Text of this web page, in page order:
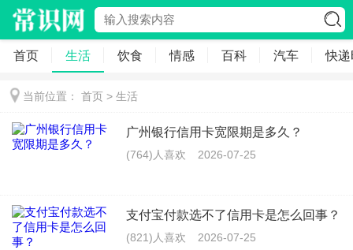
首页 生活 饮食 情感 百科 汽车 快
当前位置： 首页 > 生活
广州银行信用卡宽限期是多久？
(764)人喜欢 2026-07-25
支付宝付款选不了信用卡是怎么回事？
(821)人喜欢 2026-07-25